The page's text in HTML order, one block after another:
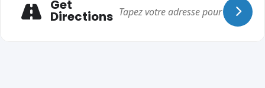
Get
Directions